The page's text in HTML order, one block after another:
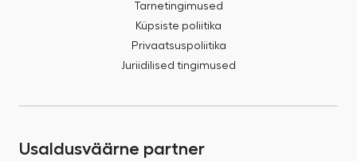
Tarnetingimused
Küpsiste poliitika
Privaatsuspoliitika
Juriidilised tingimused
Usaldusväärne partner